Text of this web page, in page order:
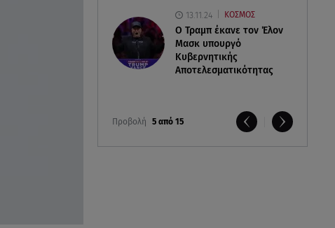
13.11.24 ΚΟΣΜΟΣ
O Τραμπ έκανε τον Έλον
Μασκ υπουργό
Κυβερνητικής
Αποτελεσματικότητας
Προβολή 5 από 15